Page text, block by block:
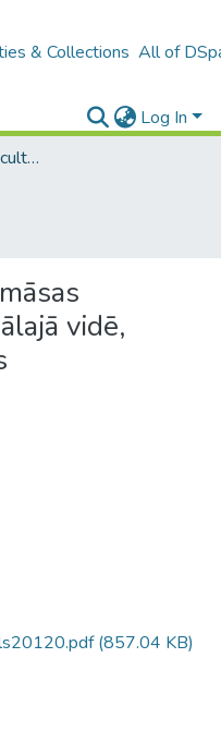
& Collections All of
Log In
B4 – LU fakultātes / Faculties of the UL
vidē,
(857.04 KB)